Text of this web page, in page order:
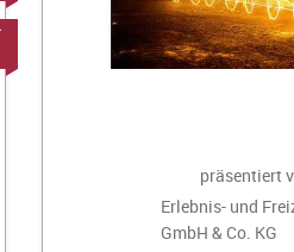
präsentiert
Erlebnis- und
GmbH & Co. KG